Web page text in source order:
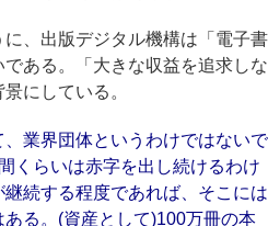
、出版デジタル機構は「電子書
ある。「大きな収益を追求しな
にしている。
業界団体というわけではないで
くらいは赤字を出し続けるわけ
続する程度であれば、そこには
る。(資産として)100万冊の本